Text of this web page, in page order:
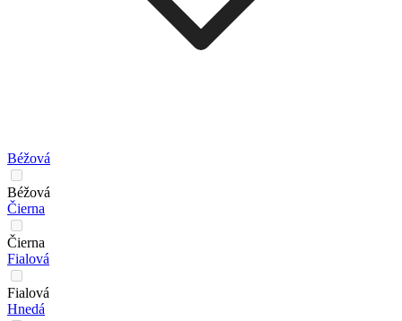
Béžová
Béžová
Čierna
Čierna
Fialová
Fialová
Hnedá